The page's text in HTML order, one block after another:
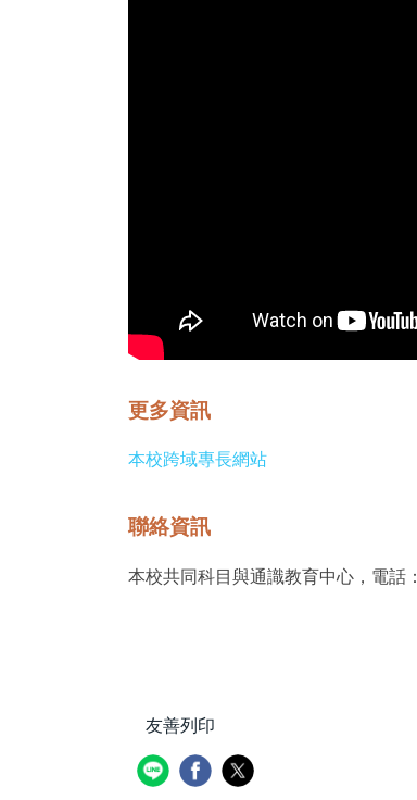
更多資訊
本校跨域專長網站
聯絡資訊
本校共同科目與通識教育中心，電話：
友善列印